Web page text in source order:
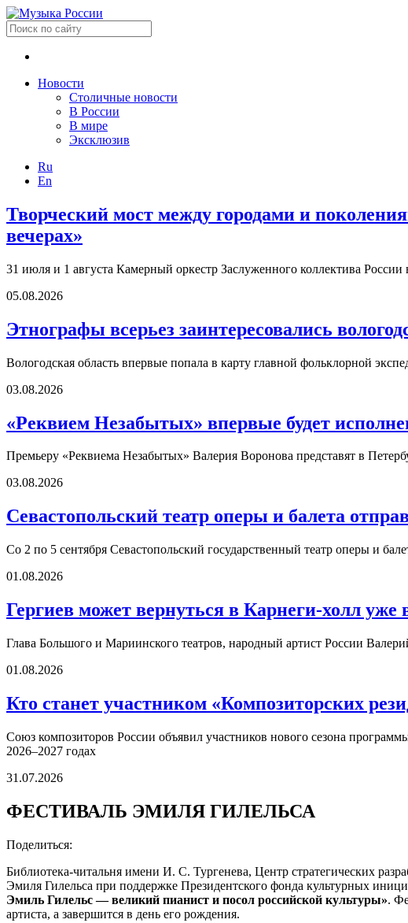
Новости
Столичные новости
В России
В мире
Эксклюзив
Ru
En
Творческий мост между городами и
вечерах»
31 июля и 1 августа Камерный оркестр Заслуженного коллектива
05.08.2026
Этнографы всерьез заинтересовались
Вологодская область впервые попала в карту главной фольклорной
03.08.2026
«Реквием Незабытых» впервые будет
Премьеру «Реквиема Незабытых» Валерия Воронова представят в
03.08.2026
Севастопольский театр оперы и балета
Со 2 по 5 сентября Севастопольский государственный театр оперы и
01.08.2026
Гергиев может вернуться в Карнеги-холл уже
Глава Большого и Мариинского театров, народный артист России
01.08.2026
Кто станет участником «Композиторских
Союз композиторов России объявил участников нового сезона
2026–2027 годах
31.07.2026
ФЕСТИВАЛЬ ЭМИЛЯ ГИЛЕЛЬСА
Поделиться:
Библиотека-читальня имени И. С. Тургенева, Центр стратегических
Эмиля Гилельса при поддержке Президентского фонда культурных
Эмиль Гилельс — великий пианист и посол российской культуры».
артиста, а завершится в день его рождения.